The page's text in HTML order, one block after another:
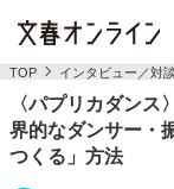
TOP インタビュー／対談
〈パプリカダン
界的なダンサー・
つくる」方法